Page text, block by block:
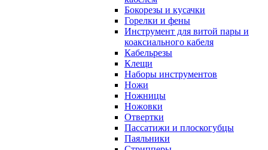
Бокорезы и кусачки
Горелки и фены
Инструмент для витой пары и
коаксиального кабеля
Кабельрезы
Клещи
Наборы инструментов
Ножи
Ножницы
Ножовки
Отвертки
Пассатижи и плоскогубцы
Паяльники